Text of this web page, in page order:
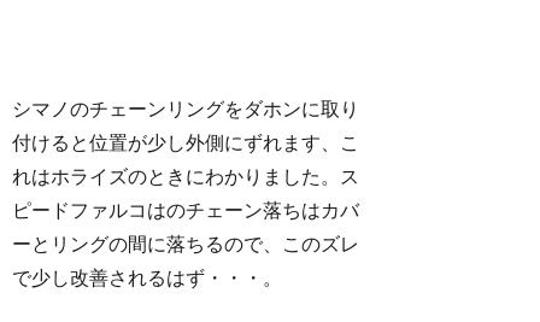
シマノのチェーンリングをダホンに取り
付けると位置が少し外側にずれます、こ
れはホライズのときにわかりました。ス
ピードファルコはのチェーン落ちはカバ
ーとリングの間に落ちるので、このズレ
で少し改善されるはず・・・。